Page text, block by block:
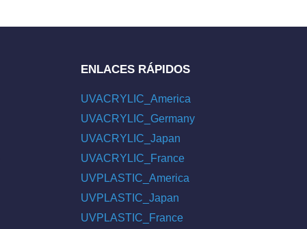
ENLACES RÁPIDOS
UVACRYLIC_America
UVACRYLIC_Germany
UVACRYLIC_Japan
UVACRYLIC_France
UVPLASTIC_America
UVPLASTIC_Japan
UVPLASTIC_France